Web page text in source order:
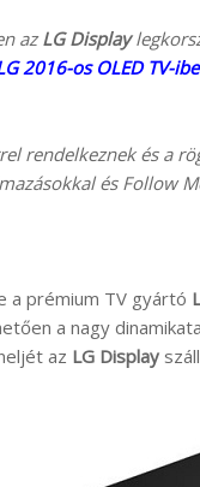
azLG Display
2016-os OLED TV-
rendelkeznek és a
és Follow
a prémium TV gyártó
a nagy
az LG Display